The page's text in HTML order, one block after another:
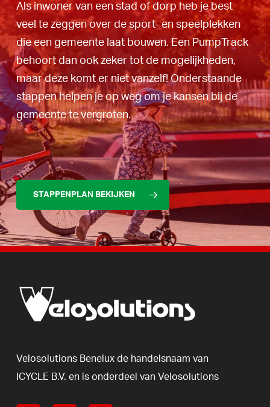
Als inwoner van een stad of dorp heb je best
veel te zeggen over de sport- en speelplekken
die een gemeente laat bouwen. Een PumpTrack
behoort dan ook zeker tot de mogelijkheden,
maar deze komt er niet vanzelf! Onderstaande
stappen helpen je op weg om je kansen bij de
gemeente te vergroten.
STAPPENPLAN BEKIJKEN
Velosolutions Benelux de handelsnaam van
ICYCLE B.V. en is onderdeel van Velosolutions